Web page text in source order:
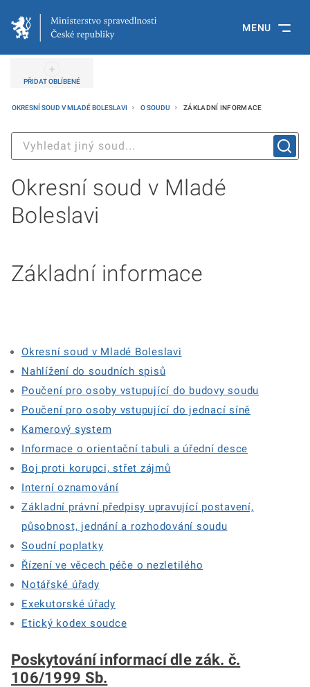
MENU
PŘIDAT OBLÍBENÉ
OKRESNÍ SOUD V MLADÉ BOLESLAVI O SOUDU ZÁKLADNÍ INFORMACE
Okresní soud v Mladé
Boleslavi
Základní informace
Okresní soud v Mladé Boleslavi
Nahlížení do soudních spisů
Poučení pro osoby vstupující do budovy soudu
Poučení pro osoby vstupující do jednací síně
Kamerový system
Informace o orientační tabuli a úřední desce
Boj proti korupci, střet zájmů
Interní oznamování
Základní právní předpisy upravující postavení,
působnost, jednání a rozhodování soudu
Soudní poplatky
Řízení ve věcech péče o nezletilého
Notářské úřady
Exekutorské úřady
Etický kodex soudce
Poskytování informací dle zák. č.
106/1999 Sb.